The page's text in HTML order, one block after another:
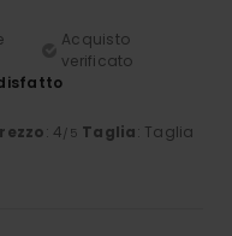
Acquisto
verificato
: 4 /5 Taglia: Taglia